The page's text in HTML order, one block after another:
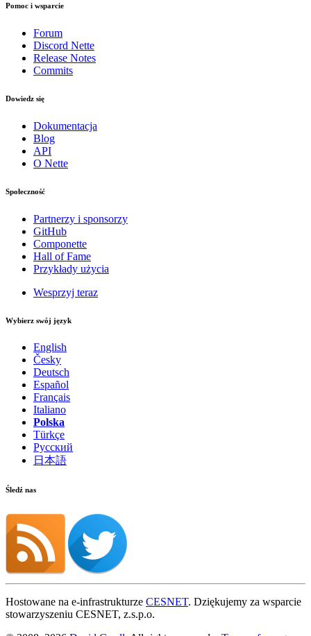
Pomoc i wsparcie
Forum
Discord Nette
Release Notes
Commits
Dowiedz się
Dokumentacja
Blog
API
O Nette
Społeczność
Partnerzy i sponsorzy
GitHub
Componette
Hall of Fame
Przykłady użycia
Wesprzyj teraz
Wybierz swój język
English
Česky
Deutsch
Español
Français
Italiano
Polska
Türkçe
Русский
日本語
Śledź nas
Hostowane na e-infrastrukturze CESNET. Dziękujemy za wsparcie
stowarzyszeniu CESNET, z.s.p.o.